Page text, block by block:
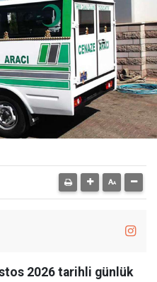
2026 tarihli günlük